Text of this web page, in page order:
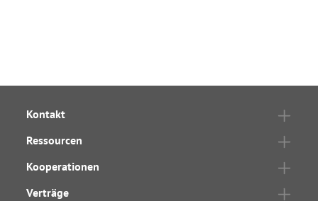
Kontakt
Ressourcen
Kooperationen
Verträge